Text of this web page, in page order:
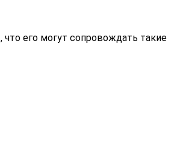
его могут сопровождать такие